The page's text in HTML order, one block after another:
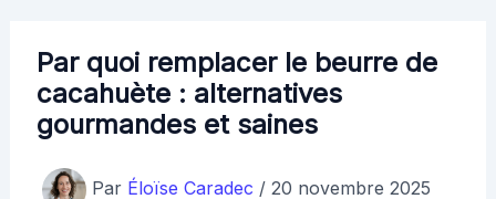
Par quoi remplacer le beurre de
cacahuète : alternatives
gourmandes et saines
Par Éloïse Caradec / 20 novembre 2025